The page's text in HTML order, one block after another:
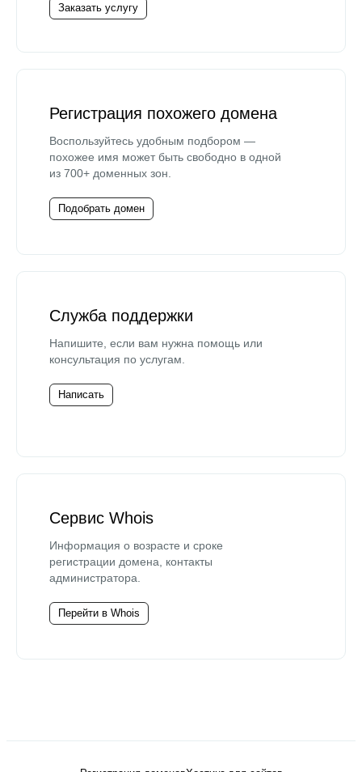
Заказать услугу
Регистрация похожего домена
Воспользуйтесь удобным подбором —
похожее имя может быть свободно в одной
из 700+ доменных зон.
Подобрать домен
Служба поддержки
Напишите, если вам нужна помощь или
консультация по услугам.
Написать
Сервис Whois
Информация о возрасте и сроке
регистрации домена, контакты
администратора.
Перейти в Whois